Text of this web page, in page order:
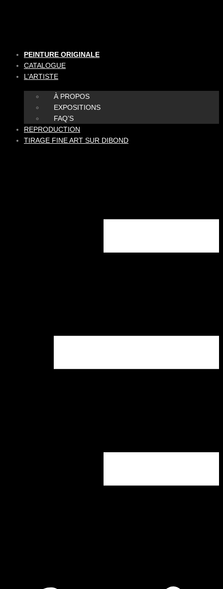
PEINTURE ORIGINALE
CATALOGUE
L’ARTISTE
À PROPOS
EXPOSITIONS
FAQ’S
REPRODUCTION
TIRAGE FINE ART SUR DIBOND